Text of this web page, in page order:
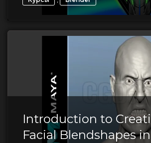
Introduction to
Facial Blendshapes